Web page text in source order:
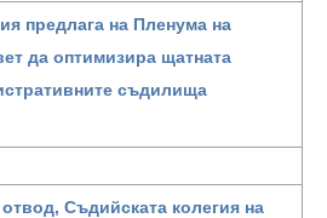
предлага на Пленума на
да оптимизира щатната
съдилища
Съдийската колегия на